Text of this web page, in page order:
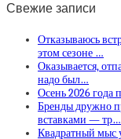
Свежие записи
Отказываюсь
этом сезоне …
Оказывается,
надо был…
Осень 2026 года
Бренды дружно
вставками — тр…
Квадратный мыс